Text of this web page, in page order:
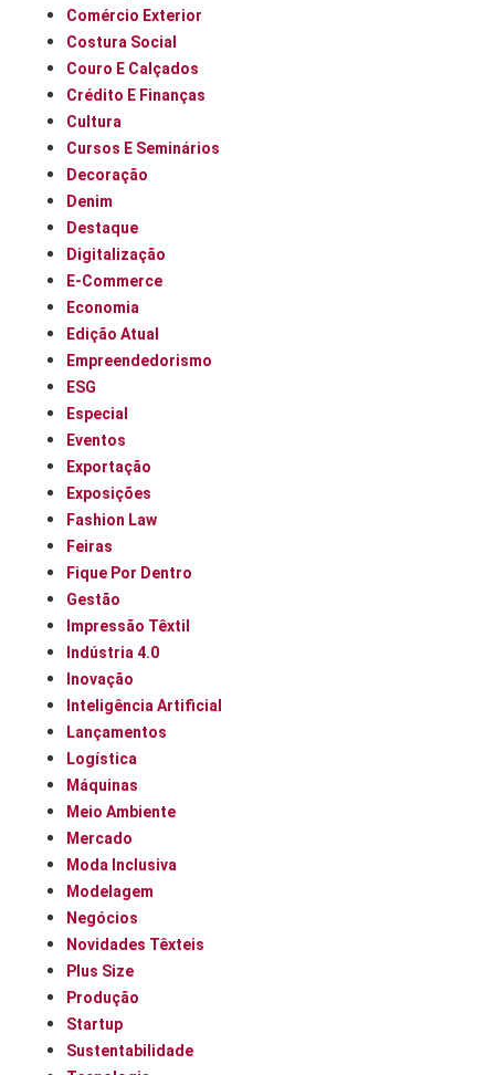
Comércio Exterior
Costura Social
Couro E Calçados
Crédito E Finanças
Cultura
Cursos E Seminários
Decoração
Denim
Destaque
Digitalização
E-Commerce
Economia
Edição Atual
Empreendedorismo
ESG
Especial
Eventos
Exportação
Exposições
Fashion Law
Feiras
Fique Por Dentro
Gestão
Impressão Têxtil
Indústria 4.0
Inovação
Inteligência Artificial
Lançamentos
Logística
Máquinas
Meio Ambiente
Mercado
Moda Inclusiva
Modelagem
Negócios
Novidades Têxteis
Plus Size
Produção
Startup
Sustentabilidade